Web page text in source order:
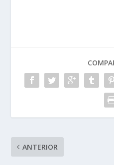
ANTERIOR